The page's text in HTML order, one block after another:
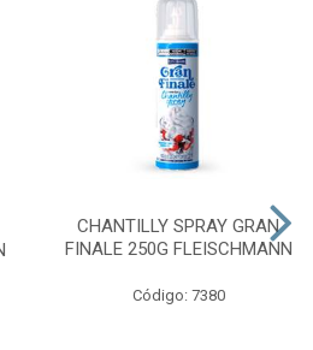
CHANTILLY SPRAY GRAN
FINALE 250G FLEISCHMANN
Código: 7380